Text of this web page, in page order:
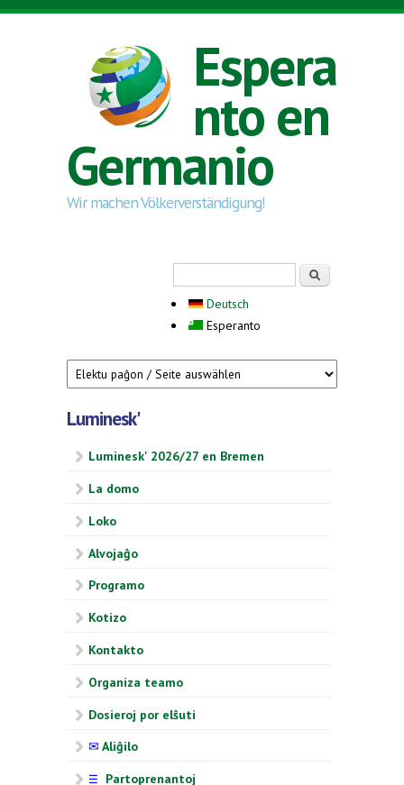
Skip to main content
Espera
nto en
Germanio
Wir machen Völkerverständigung!
Deutsch
Esperanto
Luminesk'
Luminesk' 2026/27 en Bremen
La domo
Loko
Alvojaĝo
Programo
Kotizo
Kontakto
Organiza teamo
Dosieroj por elŝuti
✉ Aliĝilo
☰ Partoprenantoj